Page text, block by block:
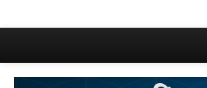
Inicio